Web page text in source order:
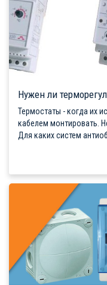
Нужен ли
Термостаты - когда их
кабелем монтировать.
Для каких систем